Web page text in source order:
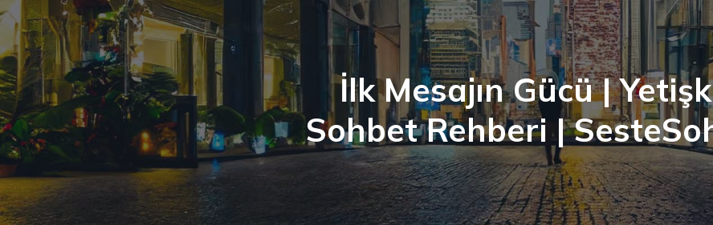
İlk Mesajın Gücü |
Sohbet Rehberi |